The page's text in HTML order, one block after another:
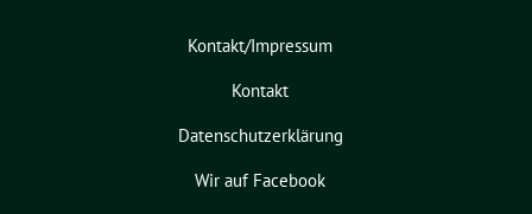
Kontakt/Impressum
Kontakt
Datenschutzerklärung
Wir auf Facebook